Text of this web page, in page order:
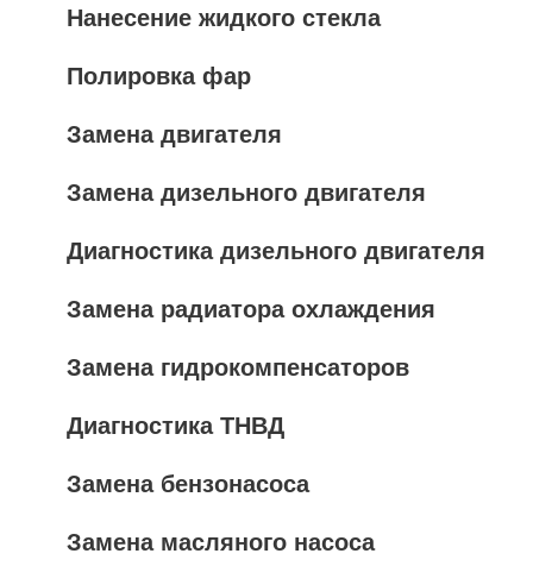
Нанесение жидкого стекла
Полировка фар
Замена двигателя
Замена дизельного двигателя
Диагностика дизельного двигателя
Замена радиатора охлаждения
Замена гидрокомпенсаторов
Диагностика ТНВД
Замена бензонасоса
Замена масляного насоса